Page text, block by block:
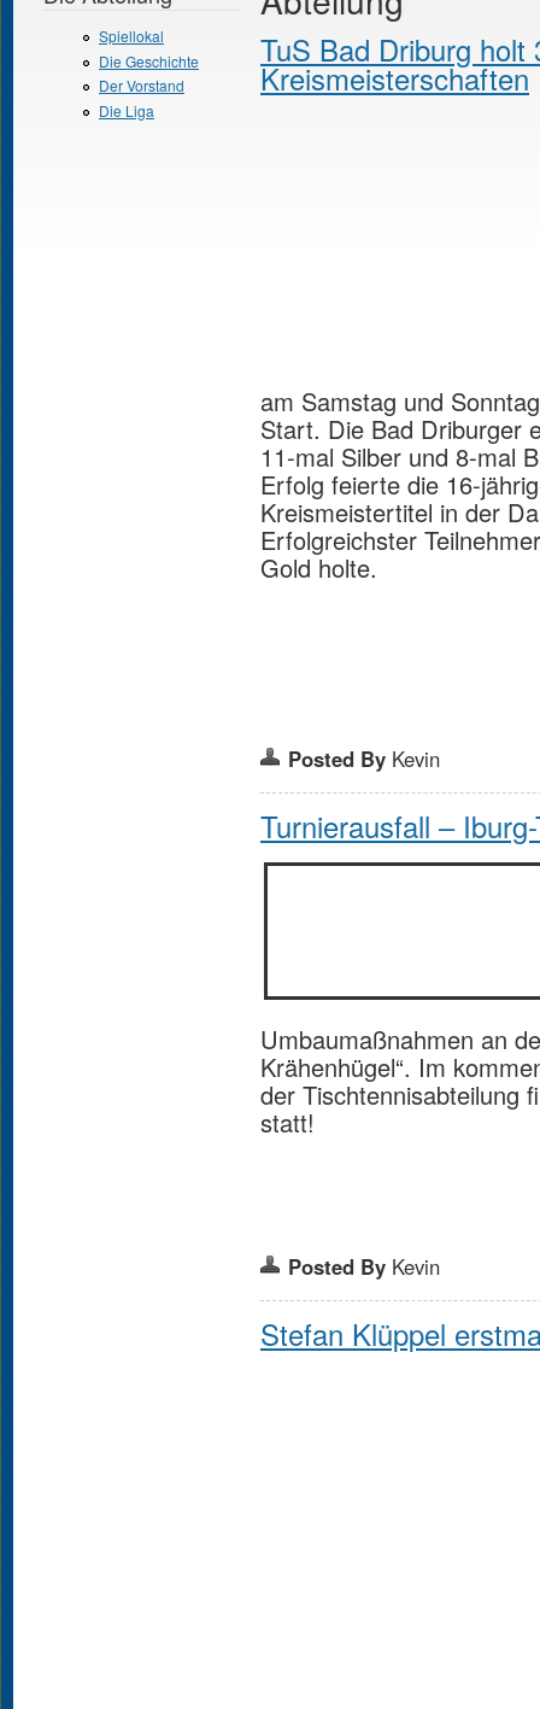
TuS Bad Driburg holt
Kreismeisterschaften
am Samstag und
Start. Die Bad Driburger
11-mal Silber und 8-mal
Erfolg feierte die 16-
Kreismeistertitel in der
Erfolgreichster
Gold holte.
Posted By Kevin
Turnierausfall –
Umbaumaßnahmen an
Krähenhügel“. Im
der Tischtennisabteilung
statt!
Posted By Kevin
Stefan Klüppel
Spiellokal
Die Geschichte
Der Vorstand
Die Liga